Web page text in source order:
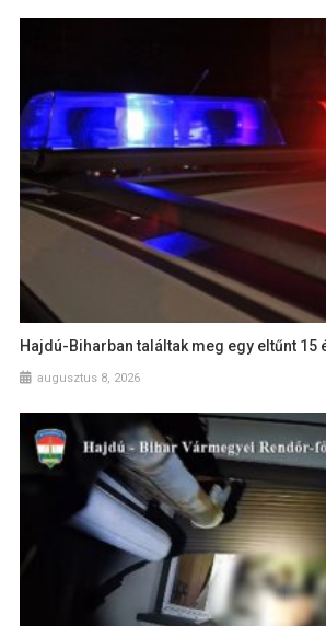
Hajdú-Biharban találtak meg egy eltűnt 15
augusztus 8, 2026